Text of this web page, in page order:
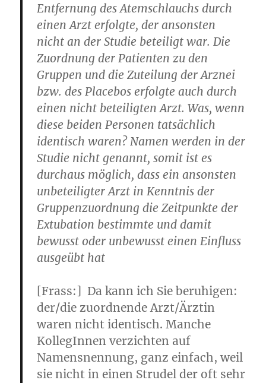
Entfernung des Atemschlauchs durch
einen Arzt erfolgte, der ansonsten
nicht an der Studie beteiligt war. Die
Zuordnung der Patienten zu den
Gruppen und die Zuteilung der Arznei
bzw. des Placebos erfolgte auch durch
einen nicht beteiligten Arzt. Was, wenn
diese beiden Personen tatsächlich
identisch waren? Namen werden in der
Studie nicht genannt, somit ist es
durchaus möglich, dass ein ansonsten
unbeteiligter Arzt in Kenntnis der
Gruppenzuordnung die Zeitpunkte der
Extubation bestimmte und damit
bewusst oder unbewusst einen Einfluss
ausgeübt hat
[Frass:]
Da kann ich Sie beruhigen:
der/die zuordnende Arzt/Ärztin
waren nicht identisch. Manche
KollegInnen verzichten auf
Namensnennung, ganz einfach, weil
sie nicht in einen Strudel der oft sehr